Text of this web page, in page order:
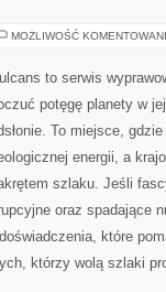
MOŻLIWOŚĆ
to serwis
potęgę planety w
To miejsce,
energii, a
szlaku. Jeśli
oraz spadające
które
którzy wolą szlaki